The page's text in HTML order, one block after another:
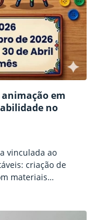
em
no
vinculada ao
criação de
materiais
quinzenalmente,